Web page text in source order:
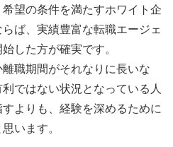
望の条件を満たすホワイト企
ば、実績豊富な転職エージェ
した方が確実です。
職期間がそれなりに長いな
ではない状況となっている人
よりも、経験を深めるために
います。